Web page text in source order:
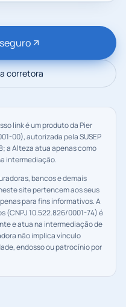
corretora
link é um produto da Pier
00), autorizada pela SUSEP
a Alteza atua apenas como
intermediação.
bancos e demais
site pertencem aos seus
para fins informativos. A
(CNPJ10.522.826/0001-74) é
e atua na intermediação de
não implica vínculo
endosso ou patrocínio por